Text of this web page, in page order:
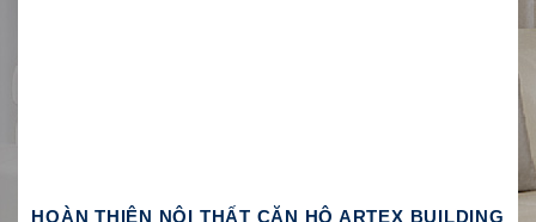
HOÀN THIỆN NỘI THẤT CĂN HỘ ARTEX BUILDING